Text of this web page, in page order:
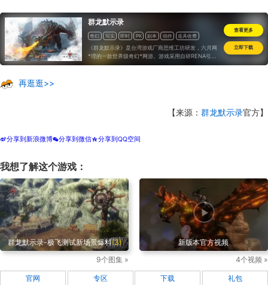
群龙默示录
奇幻 写实 即时 PK 副本 动作 道具收费
《群龙默示录》是台湾游戏厂商思维工坊研发，六月网
*理的一款世界级奇幻*网游。游戏采用自研RENA引
擎，还原高清欧式奇幻大陆游戏，让一切变的清晰自
查看更多
立即下载
再逛逛>>
【来源： 群龙默示录官方】
t分享到新浪微博w分享到微信z分享到QQ空间
我想了解这个游戏：
群龙默示录-极飞测试新场景爆料(3)
9个图集 »
新版本官方视频
4个视频 »
官网 专区 下载 礼包